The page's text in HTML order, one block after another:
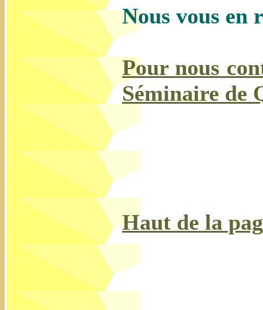
Nous vous en
Pour nous
Séminaire de
Haut de la